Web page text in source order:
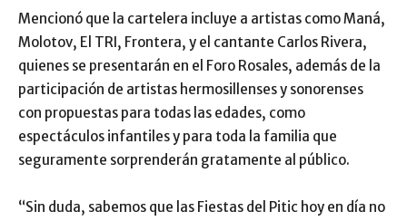
Mencionó que la cartelera incluye a artistas como Maná,
Molotov, El TRI, Frontera, y el cantante Carlos Rivera,
quienes se presentarán en el Foro Rosales, además de la
participación de artistas hermosillenses y sonorenses
con propuestas para todas las edades, como
espectáculos infantiles y para toda la familia que
seguramente sorprenderán gratamente al público.
“Sin duda, sabemos que las Fiestas del Pitic hoy en día no